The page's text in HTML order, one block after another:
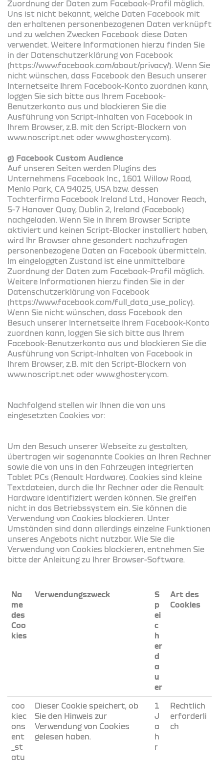
Zuordnung der Daten zum Facebook-Profil möglich.
Uns ist nicht bekannt, welche Daten Facebook mit
den erhaltenen personenbezogenen Daten verknüpft
und zu welchen Zwecken Facebook diese Daten
verwendet. Weitere Informationen hierzu finden Sie
in der Datenschutzerklärung von Facebook
(https://www.facebook.com/about/privacy/). Wenn Sie
nicht wünschen, dass Facebook den Besuch unserer
Internetseite Ihrem Facebook-Konto zuordnen kann,
loggen Sie sich bitte aus Ihrem Facebook-
Benutzerkonto aus und blockieren Sie die
Ausführung von Script-Inhalten von Facebook in
Ihrem Browser, z.B. mit den Script-Blockern von
www.noscript.net oder www.ghostery.com).
g) Facebook Custom Audience
Auf unseren Seiten werden Plugins des
Unternehmens Facebook Inc., 1601 Willow Road,
Menlo Park, CA 94025, USA bzw. dessen
Tochterfirma Facebook Ireland Ltd., Hanover Reach,
5-7 Hanover Quay, Dublin 2, Ireland (Facebook)
nachgeladen. Wenn Sie in Ihrem Browser Scripte
aktiviert und keinen Script-Blocker installiert haben,
wird Ihr Browser ohne gesondert nachzufragen
personenbezogene Daten an Facebook übermitteln.
Im eingeloggten Zustand ist eine unmittelbare
Zuordnung der Daten zum Facebook-Profil möglich.
Weitere Informationen hierzu finden Sie in der
Datenschutzerklärung von Facebook
(https://www.facebook.com/full_data_use_policy).
Wenn Sie nicht wünschen, dass Facebook den
Besuch unserer Internetseite Ihrem Facebook-Konto
zuordnen kann, loggen Sie sich bitte aus Ihrem
Facebook-Benutzerkonto aus und blockieren Sie die
Ausführung von Script-Inhalten von Facebook in
Ihrem Browser, z.B. mit den Script-Blockern von
www.noscript.net oder www.ghostery.com.
Nachfolgend stellen wir Ihnen die von uns
eingesetzten Cookies vor:
Um den Besuch unserer Webseite zu gestalten,
übertragen wir sogenannte Cookies an Ihren Rechner
sowie die von uns in den Fahrzeugen integrierten
Tablet PCs (Renault Hardware). Cookies sind kleine
Textdateien, durch die Ihr Rechner oder die Renault
Hardware identifiziert werden können. Sie greifen
nicht in das Betriebssystem ein. Sie können die
Verwendung von Cookies blockieren. Unter
Umständen sind dann allerdings einzelne Funktionen
unseres Angebots nicht nutzbar. Wie Sie die
Verwendung von Cookies blockieren, entnehmen Sie
bitte der Anleitung zu Ihrer Browser-Software.
Na
me
des
Coo
kies
Verwendungszweck
S
p
ei
c
h
er
d
a
u
er
Art des
Cookies
coo
kiec
ons
ent
_st
atu
Dieser Cookie speichert, ob
Sie den Hinweis zur
Verwendung von Cookies
gelesen haben.
1
J
a
h
r
Rechtlich
erforderli
ch